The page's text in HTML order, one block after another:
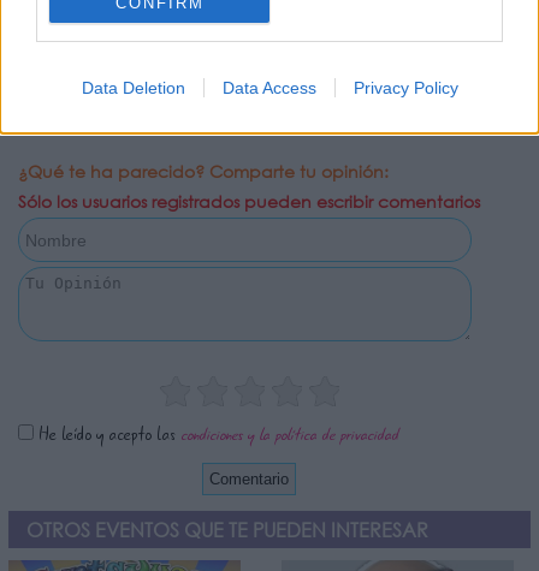
Data Deletion Data Access Privacy Policy
¿Qué te ha parecido? Comparte tu opinión:
Sólo los usuarios registrados pueden escribir comentarios
He leído y acepto las condiciones y la política de privacidad
OTROS EVENTOS QUE TE PUEDEN INTERESAR